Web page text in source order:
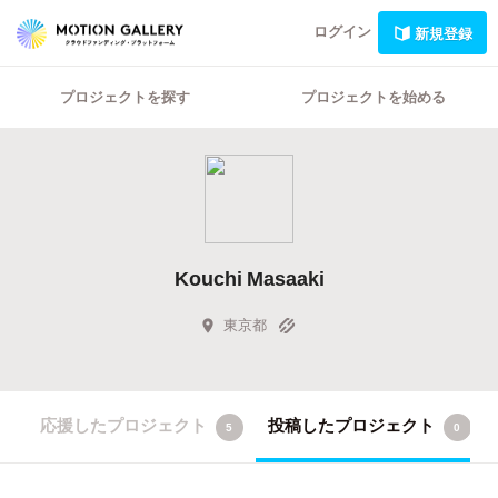
ログイン 新規登録
プロジェクトを探す プロジェクトを始める
Kouchi Masaaki
東京都
応援したプロジェクト 5 投稿したプロジェクト 0